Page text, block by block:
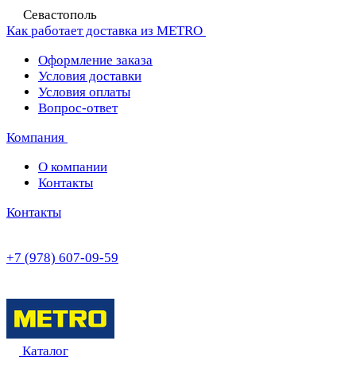
Севастополь
Как работает доставка из METRO
Оформление заказа
Условия доставки
Условия оплаты
Вопрос-ответ
Компания
О компании
Контакты
Контакты
+7 (978) 607-09-59
Каталог